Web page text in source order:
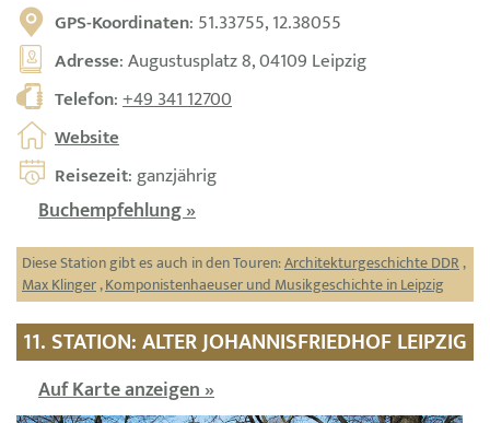
GPS-Koordinaten: 51.33755, 12.38055
Adresse: Augustusplatz 8, 04109 Leipzig
Telefon:+49 341 12700
Website
Reisezeit: ganzjährig
Buchempfehlung »
Diese Station gibt es auch in den Touren:Architekturgeschichte DDR,
Max Klinger,Komponistenhaeuser und Musikgeschichte in Leipzig
11. STATION: ALTER JOHANNISFRIEDHOF LEIPZIG
Auf Karte anzeigen »